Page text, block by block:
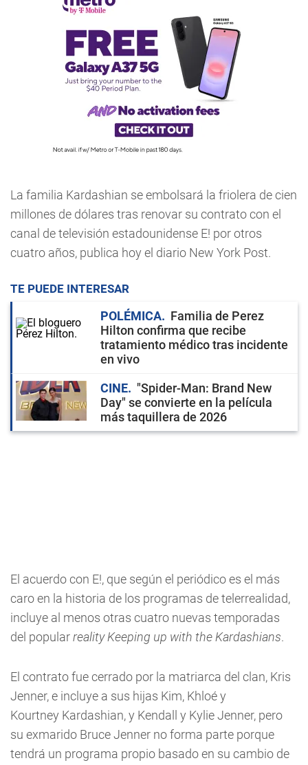
La familia Kardashian se embolsará la friolera de cien
millones de dólares tras renovar su contrato con el
canal de televisión estadounidense E! por otros
cuatro años, publica hoy el diario New York Post.
TE PUEDE INTERESAR
POLÉMICA
Familia de Perez
Hilton confirma que recibe
tratamiento médico tras incidente
en vivo
CINE
"Spider-Man: Brand New
Day" se convierte en la película
más taquillera de 2026
El acuerdo con E!, que según el periódico es el más
caro en la historia de los programas de telerrealidad,
incluye al menos otras cuatro nuevas temporadas
del popularreality Keeping up with the Kardashians.
El contrato fue cerrado por la matriarca del clan, Kris
Jenner, e incluye a sus hijas Kim, Khloé y
Kourtney Kardashian, y Kendall y Kylie Jenner, pero
su exmarido Bruce Jenner no forma parte porque
tendrá un programa propio basado en su cambio de